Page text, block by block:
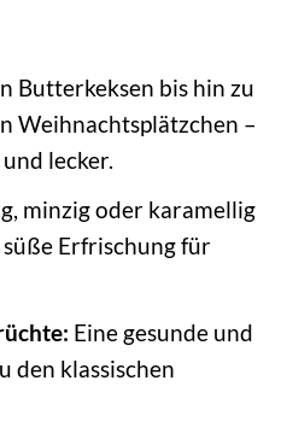
Butterkeksen bis hin zu
Weihnachtsplätzchen –
lecker.
minzig oder karamellig
Erfrischung für
Eine gesunde und
den klassischen